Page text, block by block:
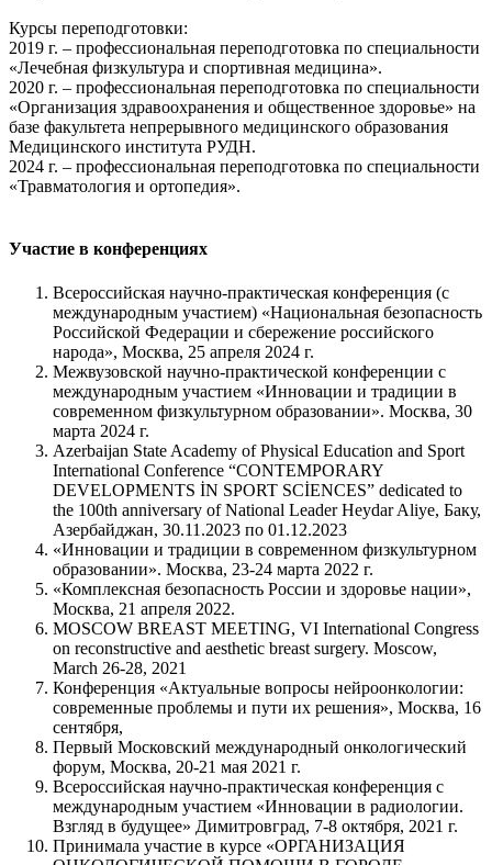
Курсы переподготовки:
2019 г. – профессиональная переподготовка по специальности
«Лечебная физкультура и спортивная медицина».
2020 г. – профессиональная переподготовка по специальности
«Организация здравоохранения и общественное здоровье» на
базе факультета непрерывного медицинского образования
Медицинского института РУДН.
2024 г. – профессиональная переподготовка по специальности
«Травматология и ортопедия».
Участие в конференциях
Всероссийская научно-практическая конференция (с
международным участием) «Национальная безопасность
Российской Федерации и сбережение российского
народа», Москва, 25 апреля 2024 г.
Межвузовской научно-практической конференции с
международным участием «Инновации и традиции в
современном физкультурном образовании». Москва, 30
марта 2024 г.
Azerbaijan State Academy of Physical Education and Sport
International Conference “CONTEMPORARY
DEVELOPMENTS İN SPORT SCİENCES” dedicated to
the 100th anniversary of National Leader Heydar Aliye, Баку,
Азербайджан, 30.11.2023 по 01.12.2023
«Инновации и традиции в современном физкультурном
образовании». Москва, 23-24 марта 2022 г.
«Комплексная безопасность России и здоровье нации»,
Москва, 21 апреля 2022.
MOSCOW BREAST MEETING, VI International Congress
on reconstructive and aesthetic breast surgery. Moscow,
March 26-28, 2021
Конференция «Актуальные вопросы нейроонкологии:
современные проблемы и пути их решения», Москва, 16
сентября,
Первый Московский международный онкологический
форум, Москва, 20-21 мая 2021 г.
Всероссийская научно-практическая конференция с
международным участием «Инновации в радиологии.
Взгляд в будущее» Димитровград, 7-8 октября, 2021 г.
Принимала участие в курсе «ОРГАНИЗАЦИЯ